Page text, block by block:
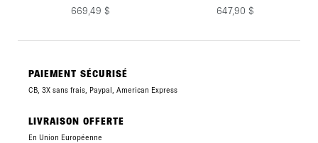
669,49 $
647,90 $
PAIEMENT SÉCURISÉ
CB, 3X sans frais, Paypal, American Express
LIVRAISON OFFERTE
En Union Européenne